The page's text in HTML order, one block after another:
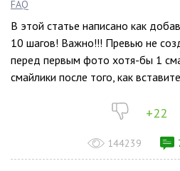
FAQ
В этой статье написано как
10 шагов! Важно!!! Превью не
перед первым фото хотя-бы 1
смайлики после того, как
+22
144239